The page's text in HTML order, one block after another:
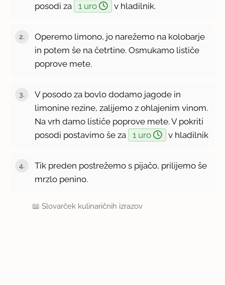
posodi za
1 uro v hladilnik.
Operemo limono, jo narežemo na kolobarje
in potem še na četrtine. Osmukamo lističe
poprove mete.
V posodo za bovlo dodamo jagode in
limonine rezine, zalijemo z ohlajenim vinom.
Na vrh damo lističe poprove mete. V pokriti
posodi postavimo še za
1 uro v hladilnik
Tik preden postrežemo s pijačo, prilijemo še
mrzlo penino.
📖Slovarček kulinaričnih izrazov